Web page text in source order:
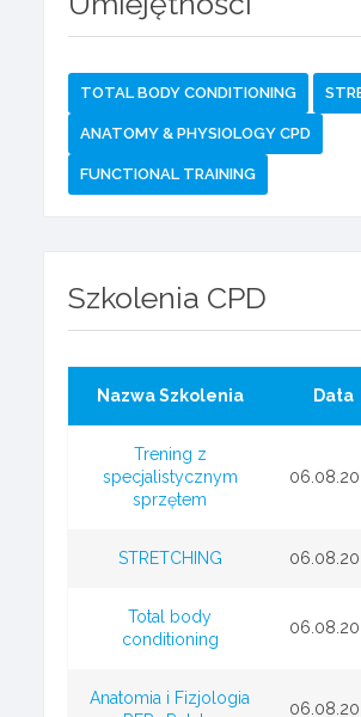
TOTAL BODY CONDITIONING
ANATOMY & PHYSIOLOGY CPD
FUNCTIONAL TRAINING
Szkolenia CPD
Nazwa Szkolenia Data
Trening z
specjalistycznym
sprzętem
STRETCHING
Total body
conditioning
Anatomia i Fizjologia